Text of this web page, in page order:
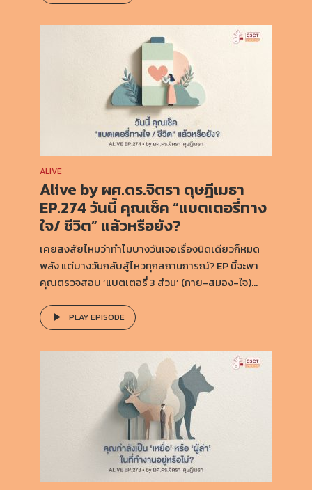
ALIVE
Alive by ผศ.ดร.จิตรา ดุษฎีเมธา
EP.274 วันนี้ คุณเช็ค “แบตเตอรี่ทาง
ใจ/ ชีวิต” แล้วหรือยัง?
เคยสงสัยไหมว่าทำไมบางวันเจอเรื่องนิดเดียวก็หมด
พลัง แต่บางวันกลับสู้ไหวทุกสถานการณ์? EP นี้จะพา
คุณตรวจสอบ ‘แบตเตอรี่ 3 ส่วน’ (กาย-สมอง-ใจ)...
PLAY EPISODE